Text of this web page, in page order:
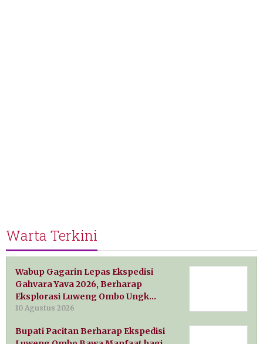
Warta Terkini
Wabup Gagarin Lepas Ekspedisi
Gahvara Yava 2026, Berharap
Eksplorasi Luweng Ombo Ungk…
10 Agustus 2026
Bupati Pacitan Berharap Ekspedisi